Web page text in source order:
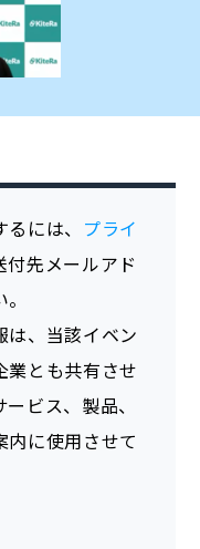
には、 プライ
付先メールアド
は、当該イベン
業とも共有させ
ビス、製品、
に使用させて